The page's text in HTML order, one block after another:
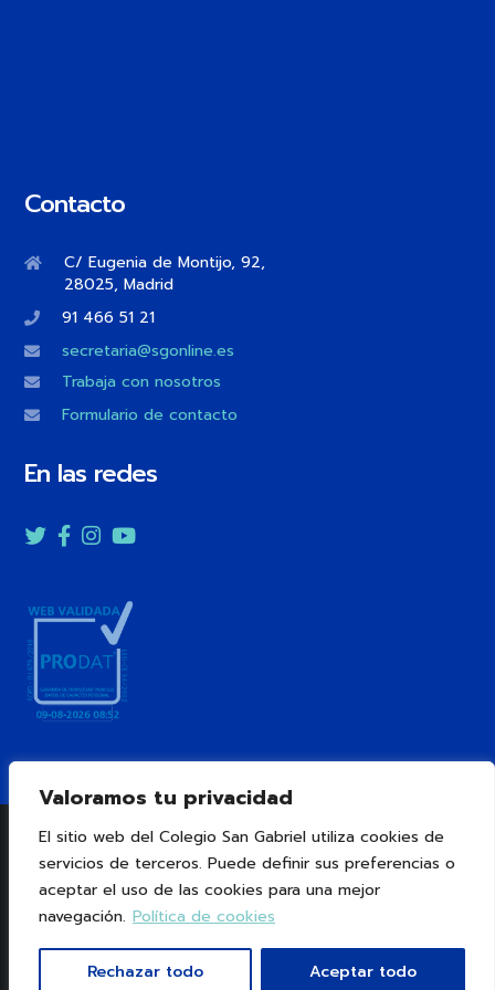
Valoramos tu privacidad
El sitio web del Colegio San Gabriel utiliza cookies de
servicios de terceros. Puede definir sus preferencias o
aceptar el uso de las cookies para una mejor
navegación. Política de cookies
Rechazar todo Aceptar todo
Contacto
C/ Eugenia de Montijo, 92,
28025, Madrid
91 466 51 21
secretaria@sgonline.es
Trabaja con nosotros
Formulario de contacto
En las redes
Twitter
Facebook
Instagram
YouTube
® Colegio San Gabriel. Aviso Legal
Política de
Cookies
Política de Privacidad
Sistema Interno de Información